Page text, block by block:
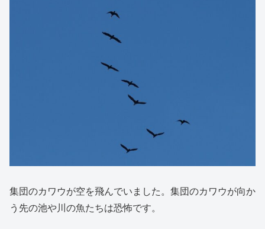
集団のカワウが空を飛んでいました。集団のカワウが向か
う先の池や川の魚たちは恐怖です。